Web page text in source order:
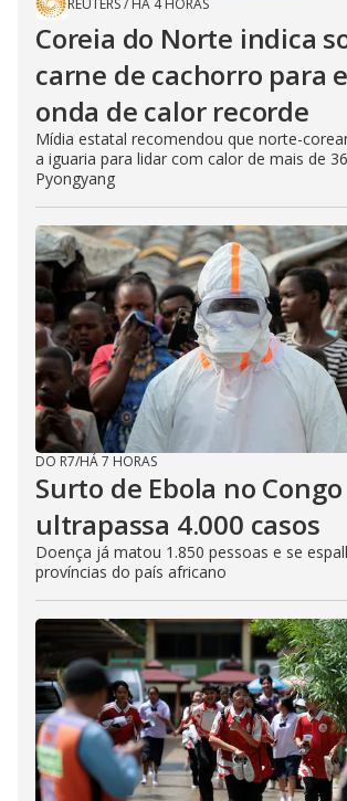
REUTERS/ HÁ 4 HORAS
Coreia do Norte indica
carne de cachorro para
onda de calor recorde
Mídia estatal recomendou que norte-
a iguaria para lidar com calor de mais de
Pyongyang
DO R7/HÁ 7 HORAS
Surto de Ebola no Congo
ultrapassa 4.000 casos
Doença já matou 1.850 pessoas e se
províncias do país africano